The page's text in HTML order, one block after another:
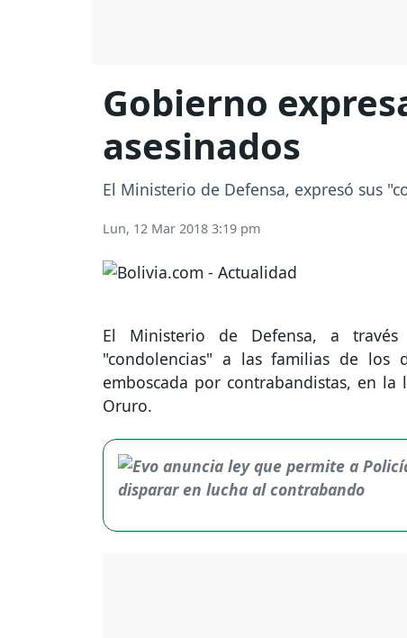
Gobierno
asesinados
El Ministerio de Defensa, expresó sus
Lun, 12 Mar 2018 3:19 pm
El Ministerio de Defensa, a
"condolencias" a las familias de los
emboscada por contrabandistas, en
Oruro.